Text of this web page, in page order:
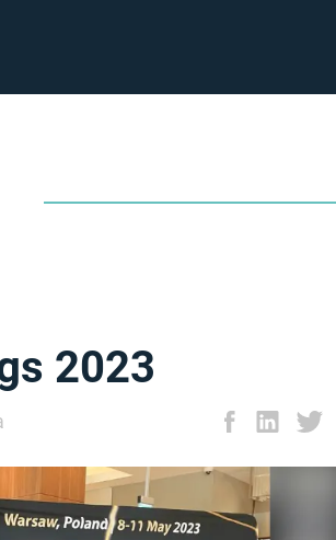
2023